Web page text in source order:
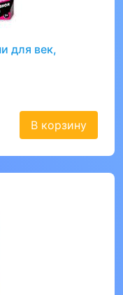
для век,
В корзину